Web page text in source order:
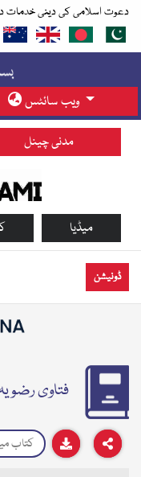
دعوت اسلامی کی دینی خدمات
ویب سائٹس
مدنی چینل
میڈیا
ڈونیشن
فتاوی رضویہ